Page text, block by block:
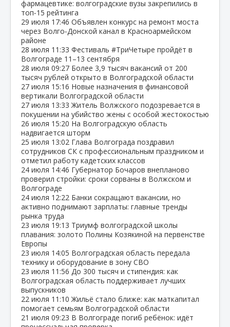
фармацевтике: волгоградские вузы закрепились в
топ‑15 рейтинга
29 июля 17:46 Объявлен конкурс на ремонт моста
через Волго‑Донской канал в Красноармейском
районе
28 июля 11:33 Фестиваль #ТриЧетыре пройдёт в
Волгограде 11–13 сентября
28 июля 09:27 Более 3,9 тысяч вакансий от 200
тысяч рублей открыто в Волгоградской области
27 июля 15:16 Новые назначения в финансовой
вертикали Волгоградской области
27 июля 13:33 Житель Волжского подозревается в
покушении на убийство жены с особой жестокостью
26 июля 15:20 На Волгоградскую область
надвигается шторм
25 июля 13:02 Глава Волгограда поздравил
сотрудников СК с профессиональным праздником и
отметил работу кадетских классов
24 июля 14:46 Губернатор Бочаров внепланово
проверил стройки: сроки сорваны в Волжском и
Волгограде
24 июля 12:22 Банки сокращают вакансии, но
активно поднимают зарплаты: главные тренды
рынка труда
23 июля 19:13 Триумф волгоградской школы
плавания: золото Полины Козякиной на первенстве
Европы
23 июля 14:05 Волгоградская область передала
технику и оборудование в зону СВО
23 июля 11:56 До 300 тысяч и стипендия: как
Волгоградская область поддерживает лучших
выпускников
22 июля 11:10 Жильё стало ближе: как маткапитал
помогает семьям Волгоградской области
21 июля 09:23 В Волгограде погиб ребёнок: идёт